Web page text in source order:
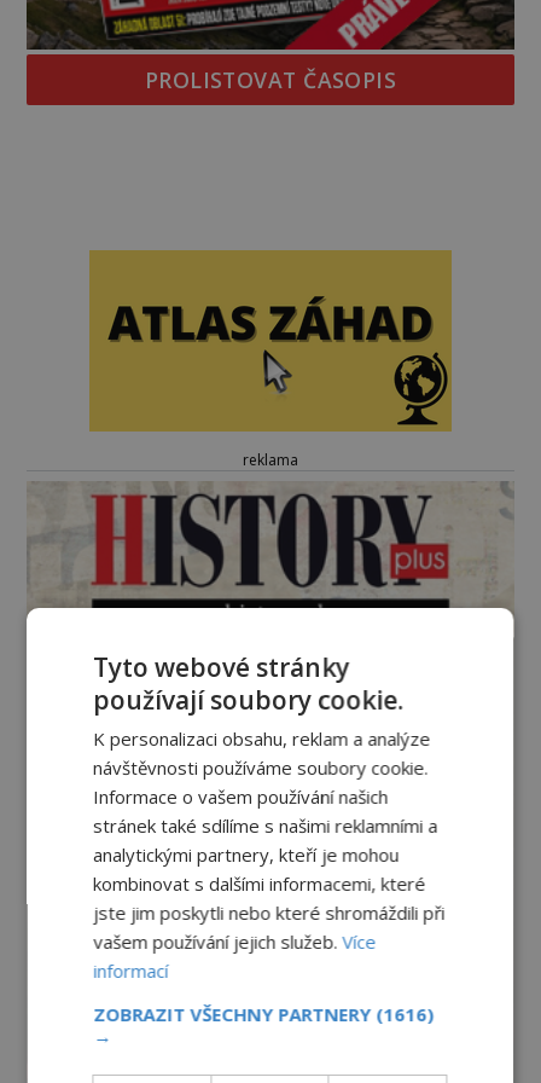
PROLISTOVAT ČASOPIS
reklama
Tyto webové stránky
používají soubory cookie.
K personalizaci obsahu, reklam a analýze
návštěvnosti používáme soubory cookie.
Informace o vašem používání našich
stránek také sdílíme s našimi reklamními a
analytickými partnery, kteří je mohou
kombinovat s dalšími informacemi, které
jste jim poskytli nebo které shromáždili při
vašem používání jejich služeb.Více
informací
ZOBRAZIT VŠECHNY PARTNERY (1616)
→